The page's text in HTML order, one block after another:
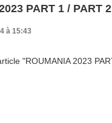
PART 1 / PART 2
à 15:43